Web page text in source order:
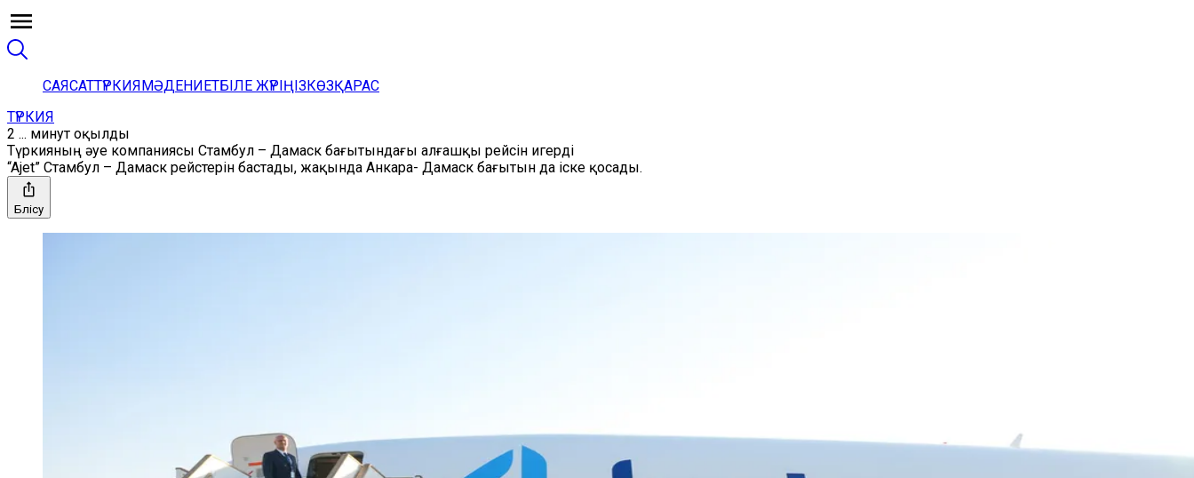
САЯСАТТҮРКИЯМӘДЕНИЕТБІЛЕ ЖҮРІҢІЗКӨЗҚАРАС
ТҮРКИЯ
2 ... минут оқылды
Түркияның әуе компаниясы Стамбул – Дамаск бағытындағы алғашқы рейсін игерді
“Ajet” Стамбул – Дамаск рейстерін бастады, жақында Анкара- Дамаск бағытын да іске қосады.
Бөлісу